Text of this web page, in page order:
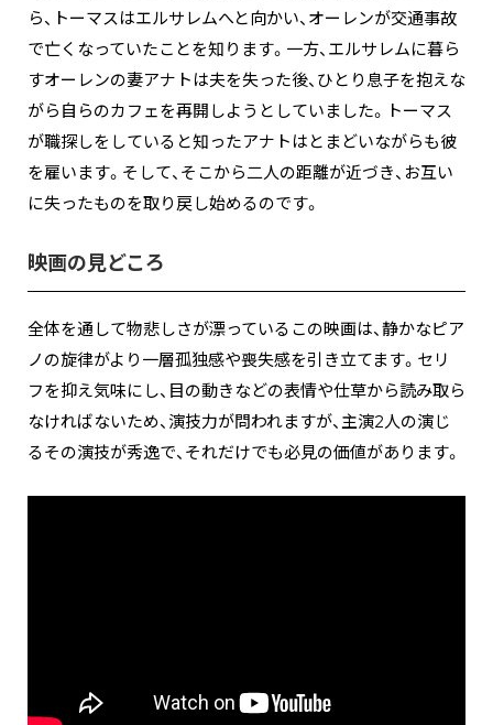
ら、トーマスはエルサレムへと向かい、オーレンが交通事故
で亡くなっていたことを知ります。一方、エルサレムに暮ら
すオーレンの妻アナトは夫を失った後、ひとり息子を抱えな
がら自らのカフェを再開しようとしていました。トーマス
が職探しをしていると知ったアナトはとまどいながらも彼
を雇います。そして、そこから二人の距離が近づき、お互い
に失ったものを取り戻し始めるのです。
映画の見どころ
全体を通して物悲しさが漂っているこの映画は、静かなピア
ノの旋律がより一層孤独感や喪失感を引き立てます。セリ
フを抑え気味にし、目の動きなどの表情や仕草から読み取ら
なければないため、演技力が問われますが、主演2人の演じ
るその演技が秀逸で、それだけでも必見の価値があります。